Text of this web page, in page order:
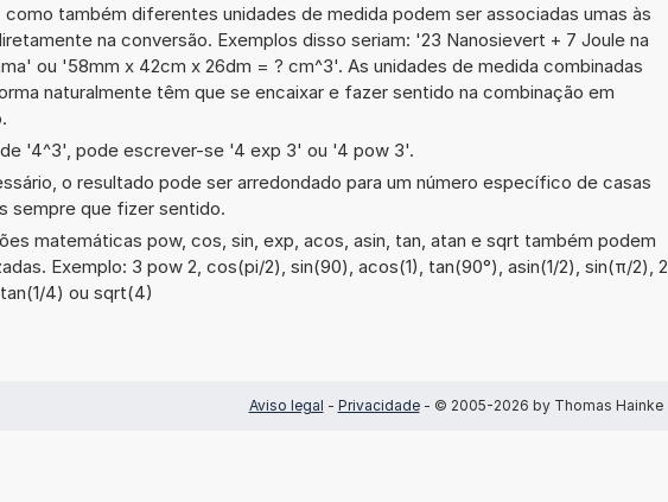
como também diferentes unidades de medida podem ser associadas umas às
na conversão. Exemplos disso seriam: '23 Nanosievert + 7 Joule na
ou '58mm x 42cm x 26dm = ? cm^3'. As unidades de medida combinadas
naturalmente têm que se encaixar e fazer sentido na combinação em
'4^3', pode escrever-se '4 exp 3' ou '4 pow 3'.
o resultado pode ser arredondado para um número específico de casas
sempre que fizer sentido.
matemáticas pow, cos, sin, exp, acos, asin, tan, atan e sqrt também podem
Exemplo: 3 pow 2, cos(pi/2), sin(90), acos(1), tan(90°), asin(1/2), sin(π/2), 2
4) ou sqrt(4)
Aviso legal - Privacidade- © 2005-2026 by Thomas Hainke